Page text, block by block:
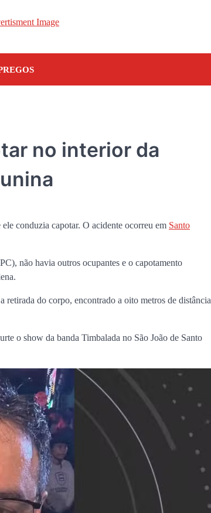
no interior da
conduzia capotar. O acidente ocorreu em Santo
não havia outros ocupantes e o capotamento
do corpo, encontrado a oito metros de distância
o show da banda Timbalada no São João de Santo